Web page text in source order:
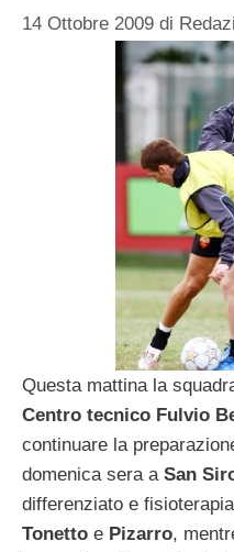
14 Ottobre 2009 di
Questa mattina la
Centro tecnico Fulvio
continuare la
domenica sera aSan
differenziato e
Tonetto e Pizarro,